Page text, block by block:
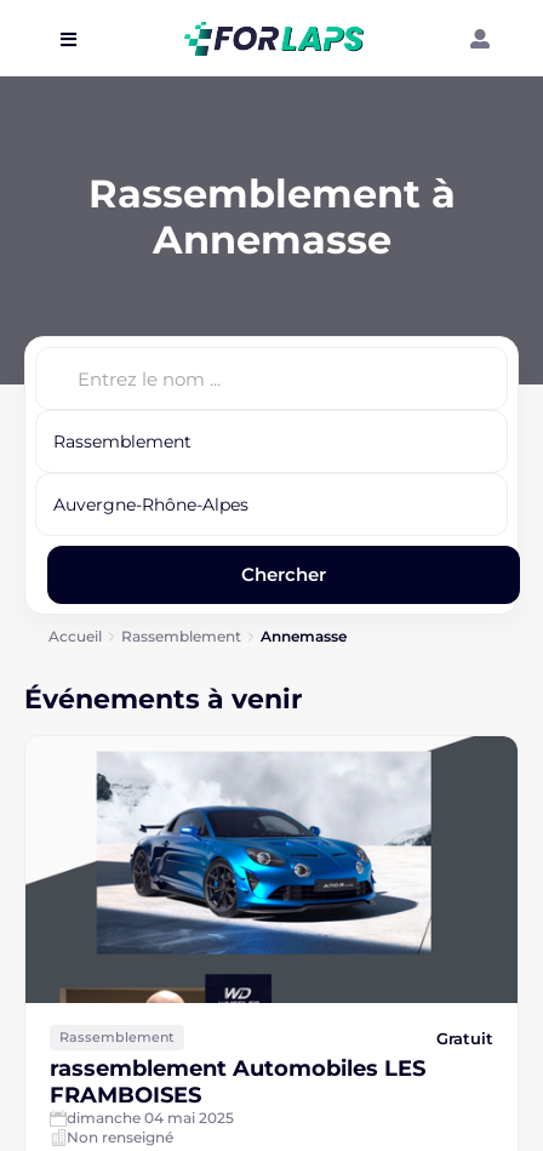
LocalisationRassemblement à
Annemasse
Accueil Rassemblement Annemasse
Événements à venir
Rassemblement Gratuit
rassemblement Automobiles LES
FRAMBOISES
dimanche 04 mai 2025
Non renseigné